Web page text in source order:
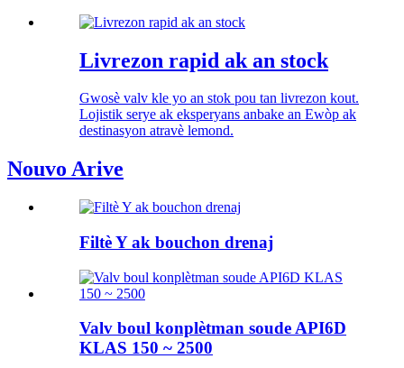
Livrezon rapid ak an stock
Gwosè valv kle yo an stok pou tan livrezon kout.
Lojistik serye ak eksperyans anbake an Ewòp ak
destinasyon atravè lemond.
Nouvo Arive
Filtè Y ak bouchon drenaj
Valv boul konplètman soude API6D
KLAS 150 ~ 2500